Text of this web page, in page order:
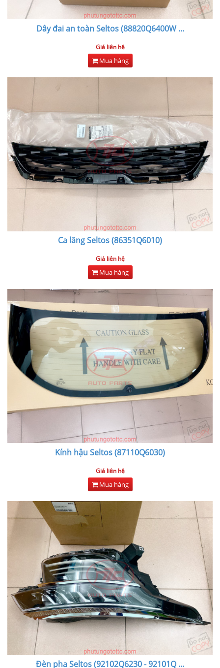
Dây đai an toàn Seltos (88820Q6400W...
Giá liên hệ
Mua hàng
Ca lăng Seltos (86351Q6010)
Giá liên hệ
Mua hàng
Kính hậu Seltos (87110Q6030)
Giá liên hệ
Mua hàng
Đèn pha Seltos (92102Q6230 - 92101Q ...